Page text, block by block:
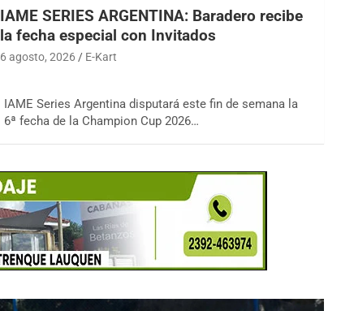
IAME SERIES ARGENTINA: Baradero recibe
la fecha especial con Invitados
6 agosto, 2026 E-Kart
IAME Series Argentina disputará este fin de semana la
6ª fecha de la Champion Cup 2026…